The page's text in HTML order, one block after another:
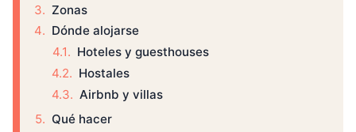
Zonas
Dónde alojarse
Hoteles y guesthouses
Hostales
Airbnb y villas
Qué hacer